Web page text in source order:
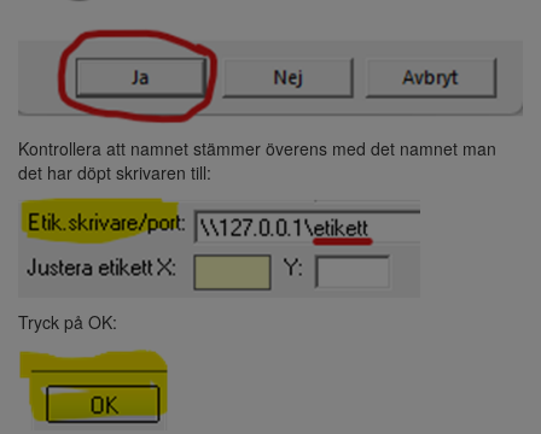
Kontrollera att namnet stämmer överens med det namnet man
det har döpt skrivaren till:
Tryck på OK: